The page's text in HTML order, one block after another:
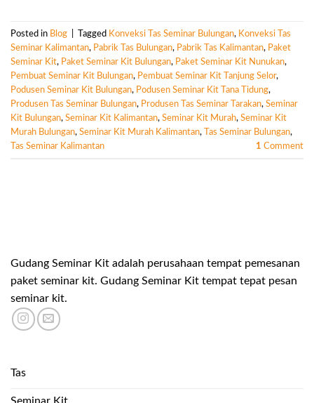
Posted in Blog Tagged Konveksi Tas Seminar Bulungan, Konveksi Tas
Seminar Kalimantan, Pabrik Tas Bulungan, Pabrik Tas Kalimantan, Paket
Seminar Kit, Paket Seminar Kit Bulungan, Paket Seminar Kit Nunukan,
Pembuat Seminar Kit Bulungan, Pembuat Seminar Kit Tanjung Selor,
Podusen Seminar Kit Bulungan, Podusen Seminar Kit Tana Tidung,
Produsen Tas Seminar Bulungan, Produsen Tas Seminar Tarakan, Seminar
Kit Bulungan, Seminar Kit Kalimantan, Seminar Kit Murah, Seminar Kit
Murah Bulungan, Seminar Kit Murah Kalimantan, Tas Seminar Bulungan,
Tas Seminar Kalimantan
1 Comment
Gudang Seminar Kit adalah perusahaan tempat pemesanan
paket seminar kit. Gudang Seminar Kit tempat tepat pesan
seminar kit.
Tas